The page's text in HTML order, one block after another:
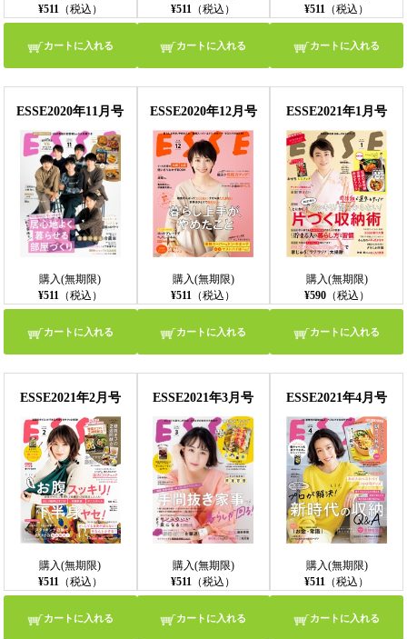
¥511（税込）
カートに入れる
¥511 （税込）
カートに入れる
¥511 （税込）
カートに入れる
ESSE2020年11月号
購入(無期限)
¥511（税込）
カートに入れる
ESSE2020年12月号
購入(無期限)
¥511 （税込）
カートに入れる
ESSE2021年1月号
購入(無期限)
¥590（税込）
カートに入れる
ESSE2021年2月号
購入(無期限)
¥511（税込）
カートに入れる
ESSE2021年3月号
購入(無期限)
¥511 （税込）
カートに入れる
ESSE2021年4月号
購入(無期限)
¥511 （税込）
カートに入れる